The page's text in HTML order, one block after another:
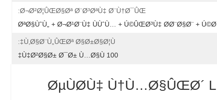
Ø¬Ø²Ø¦ÛŒØ§Øª Ø¨Ø³ØªÙ‡ Ø¨Ù†Ø¯ÛŒ:
ØªØ§ÙˆÙ„ + Ø¬Ø¹Ø¨Ù‡ ÙÙˆÙ… + Ú©ÛŒØ³Ù‡ Ø­Ø¨Ø§Ø¨ +
Ù‚Ø§Ø¨Ù„ÛŒØª Ø§Ø±Ø§Ø¦Ù‡:
100 Ù‡Ø²Ø§Ø± Ø¯Ø± Ù…Ø§Ù‡
ØµÙØ­Ù‡ Ù†Ù…Ø§ÛŒØ´